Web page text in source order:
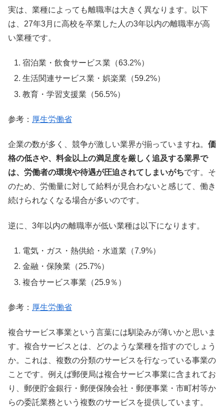
実は、業種によっても離職率は大きく異なります。以下
は、27年3月に高校を卒業した人の3年以内の離職率が高
い業種です。
宿泊業・飲食サービス業（63.2%）
生活関連サービス業・娯楽業（59.2%）
教育・学習支援業（56.5%）
参考： 厚生労働省
企業の数が多く、競争が激しい業界が揃っていますね。 価
格の低さや、料金以上の満足度を厳しく追及する業界で
は、労働者の環境や待遇が圧迫されてしまいがちです。そ
のため、労働量に対して給料が見合わないと感じて、働き
続けられなくなる場合が多いのです。
逆に、3年以内の離職率が低い業種は以下になります。
電気・ガス・熱供給・水道業（7.9%）
金融・保険業（25.7%）
複合サービス事業（25.9％）
参考： 厚生労働省
複合サービス事業という言葉には馴染みが薄いかと思いま
す。複合サービスとは、どのような業種を指すのでしょう
か。これは、複数の分類のサービスを行なっている事業の
ことです。例えば郵便局は複合サービス事業に含まれてお
り、郵便貯金銀行・郵便保険会社・郵便事業・市町村等か
らの委託業務という複数のサービスを提供しています。